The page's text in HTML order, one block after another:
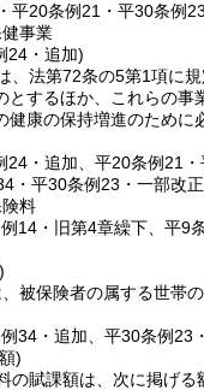
平20条例21・平30条例
事業
24・追加)
、法第72条の5第1項に
とするほか、これらの事
健康の保持増進のために
24・追加、平20条例21
・平30条例23・一部改
料
14・旧第4章繰下、平9
被保険者の属する世帯
34・追加、平30条例23
)
の賦課額は、次に掲げる